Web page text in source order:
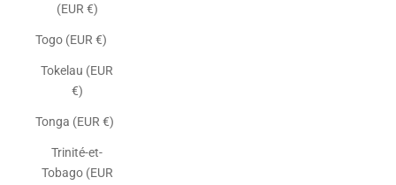
(EUR €)
Togo (EUR €)
Tokelau (EUR
€)
Tonga (EUR €)
Trinité-et-
Tobago (EUR